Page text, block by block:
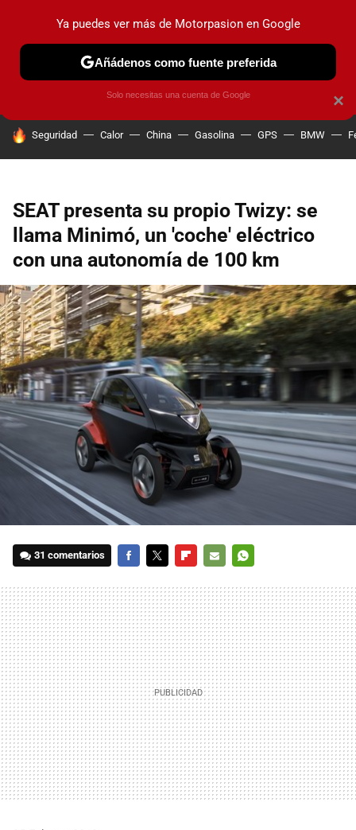
PRUEBAS COCHES ELÉCTRICOS OBSERVATORIO
HOY SE HABLA DE
Seguridad Calor China Gasolina GPS BMW
SEAT presenta su propio Twizy: se
llama Minimó, un 'coche' eléctrico
con una autonomía de 100 km
31 comentarios
MAIL
×
Ya puedes ver más de Motorpasion en Google
Añádenos como fuente preferida
Solo necesitas una cuenta de Google